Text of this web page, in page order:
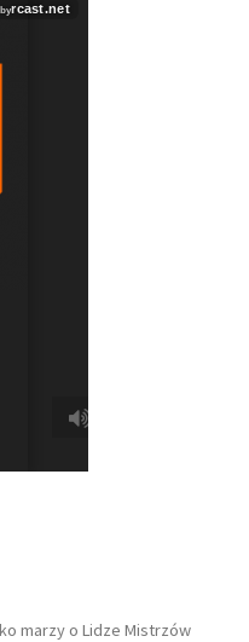
marzy o Lidze Mistrzów